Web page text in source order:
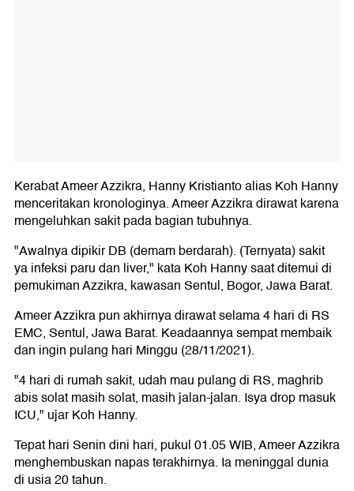
Kerabat Ameer Azzikra, Hanny Kristianto alias Koh Hanny
menceritakan kronologinya. Ameer Azzikra dirawat karena
mengeluhkan sakit pada bagian tubuhnya.
"Awalnya dipikir DB (demam berdarah). (Ternyata) sakit
ya infeksi paru dan liver," kata Koh Hanny saat ditemui di
pemukiman Azzikra, kawasan Sentul, Bogor, Jawa Barat.
Ameer Azzikra pun akhirnya dirawat selama 4 hari di RS
EMC, Sentul, Jawa Barat. Keadaannya sempat membaik
dan ingin pulang hari Minggu (28/11/2021).
"4 hari di rumah sakit, udah mau pulang di RS, maghrib
abis solat masih solat, masih jalan-jalan. Isya drop masuk
ICU," ujar Koh Hanny.
Tepat hari Senin dini hari, pukul 01.05 WIB, Ameer Azzikra
menghembuskan napas terakhirnya. Ia meninggal dunia
di usia 20 tahun.